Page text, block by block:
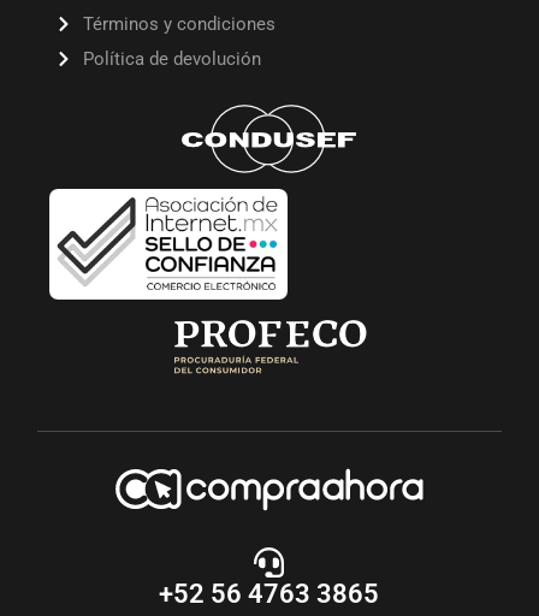
Términos y condiciones
Política de devolución
+52 56 4763 3865